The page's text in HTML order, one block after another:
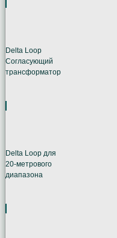
Delta Loop
Согласующий
трансформатор
Delta Loop для
20-метрового
диапазона